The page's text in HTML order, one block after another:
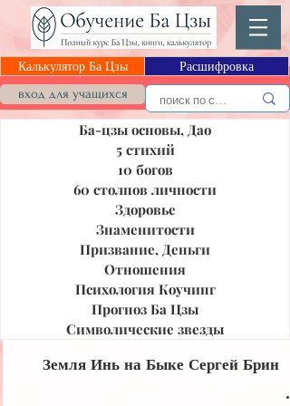
Калькулятор Ба Цзы Расшифровка
вход для учащихсяБлог Ба Цзы
Ба-цзы основы, Дао
5 стихий
10 богов
60 столпов личности
Здоровье
Знаменитости
Призвание, Деньги
Отношения
Психология Коучинг
Прогноз Ба Цзы
Символические звезды
Земля Инь на Быке Сергей Брин